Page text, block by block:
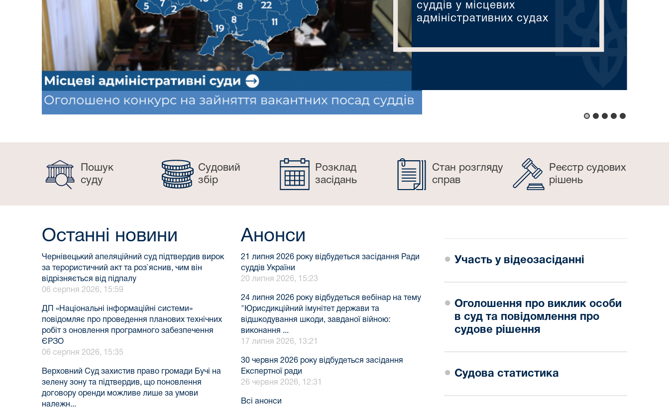
суддів у місцевих
адміністративних судах
Пошук
суду
Судовий
збір
Розклад
засідань
Стан розгляду
справ
Реєстр судових
рішень
Останні новини
Чернівецький апеляційний суд підтвердив вирок
за терористичний акт та роз`яснив, чим він
відрізняється від підпалу
06 серпня 2026, 15:59
ДП «Національні інформаційні системи»
повідомляє про проведення планових технічних
робіт з оновлення програмного забезпечення
ЄРЗО
06 серпня 2026, 15:35
Верховний Суд захистив право громади Бучі на
зелену зону та підтвердив, що поновлення
договору оренди можливе лише за умови
належн...
Анонси
21 липня 2026 року відбудеться засідання Ради
суддів України
20 липня 2026, 15:23
24 липня 2026 року відбудеться вебінар на тему
"Юрисдикційний імунітет держави та
відшкодування шкоди, завданої війною:
виконання ...
17 липня 2026, 13:21
30 червня 2026 року відбудеться засідання
Експертної ради
26 червня 2026, 12:31
Всі анонси
Участь у відеозасіданні
Оголошення про виклик особи
в суд та повідомлення про
судове рішення
Судова статистика